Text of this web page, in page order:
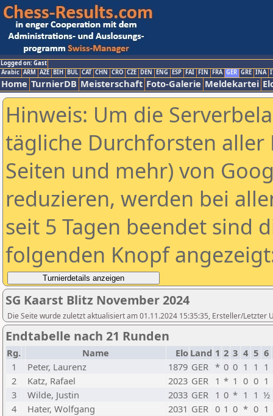
Logged on: Gast
Arabic ARM AZE BIH BUL CAT CHN CRO CZE DEN ENG ESP FAI FIN FRA GER GRE INA
Home TurnierDB Meisterschaft Foto-Galerie Meldekartei
Hinweis: Um die
tägliche Durchforsten aller
Seiten und mehr) von
reduzieren, werden bei
seit 5 Tagen beendet sind
folgenden Knopf
SG Kaarst Blitz November 2024
Die Seite wurde zuletzt aktualisiert am 01.11.2024 15:35:35, Ersteller/Letzter
Endtabelle nach 21 Runden
Rg. Name Elo Land 1 2 3 4 5 6
1
Peter, Laurenz 1879 GER * 0 0 1 1 1
2
Katz, Rafael 2023 GER 1 * 1 0 0 1
3
Wilde, Justin 2033 GER 1 0 * 1 1 ½
4
Hater, Wolfgang 2031 GER 0 1 0 * 0 1